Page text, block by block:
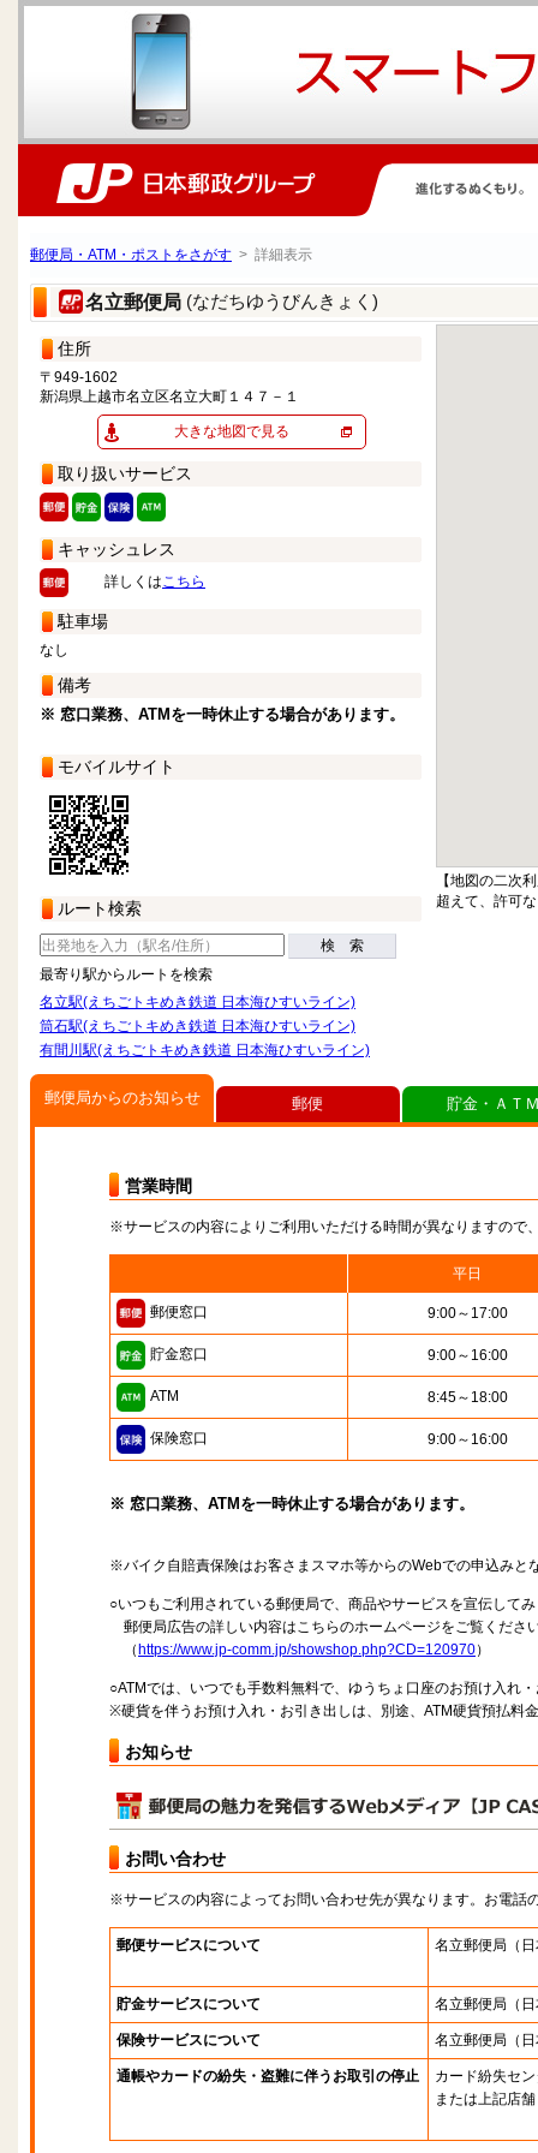
郵便局・ATM・ポストをさがす > 詳細表示
名立郵便局 (なだちゆうびんきょく)
住所
〒949-1602
新潟県上越市名立区名立大町１４７－１
大きな地図で見る
取り扱いサービス
キャッシュレス
詳しくはこちら
駐車場
なし
備考
※ 窓口業務、ATMを一時休止する場合があります。
モバイルサイト
ルート検索
検 索
最寄り駅からルートを検索
名立駅(えちごトキめき鉄道 日本海ひすいライン)
筒石駅(えちごトキめき鉄道 日本海ひすいライン)
有間川駅(えちごトキめき鉄道 日本海ひすいライン)
【地図の二次
超えて、許可
郵便局からのお知らせ
営業時間
※サービスの内容によりご利用いただける時間が異なりますので
平日
郵便窓口 9:00～17:00
貯金窓口 9:00～16:00
ATM 8:45～18:00
保険窓口 9:00～16:00
※ 窓口業務、ATMを一時休止する場合があります。
※バイク自賠責保険はお客さまスマホ等からのWebでの申込みと
○いつもご利用されている郵便局で、商品やサービスを宣伝して
郵便局広告の詳しい内容はこちらのホームページをご覧くださ
（ https://www.jp-comm.jp/showshop.php?CD=120970）
○ATMでは、いつでも手数料無料で、ゆうちょ口座のお預け入れ
※硬貨を伴うお預け入れ・お引き出しは、別途、ATM硬貨預払料
お知らせ
お問い合わせ
※サービスの内容によってお問い合わせ先が異なります。お電話
郵便サービスについて 名立郵便局 （
貯金サービスについて 名立郵便局 （
保険サービスについて 名立郵便局 （
通帳やカードの紛失・盗難に伴うお取引の停止
カード紛失セ
または上記店舗
郵便 貯金・ＡＴ